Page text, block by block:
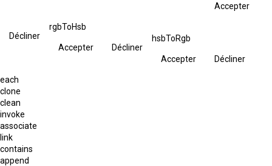
Accepter
Décliner
rgbToHsb
Accepter Décliner
hsbToRgb
Accepter Décliner
each
clone
clean
invoke
associate
link
contains
append